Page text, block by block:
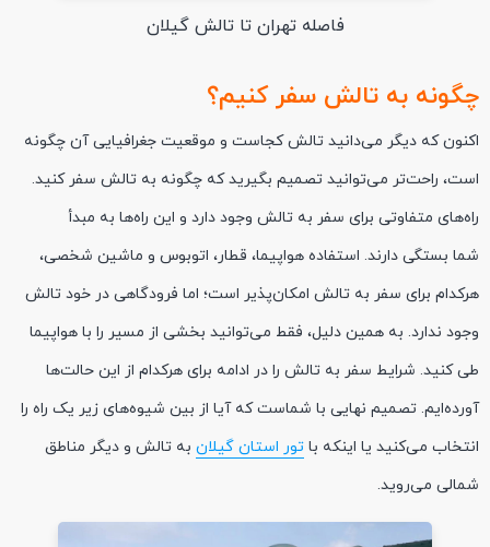
فاصله تهران تا تالش گیلان
چگونه به تالش سفر کنیم؟
اکنون که دیگر می‌دانید تالش کجاست و موقعیت جغرافیایی آن چگونه
است، راحت‌تر می‌توانید تصمیم بگیرید که چگونه به تالش سفر کنید.
راه‌های متفاوتی برای سفر به تالش وجود دارد و این راه‌ها به مبدأ
شما بستگی دارند. استفاده هواپیما، قطار، اتوبوس و ماشین شخصی،
هرکدام برای سفر به تالش امکان‌پذیر است؛ اما فرودگاهی در خود تالش
وجود ندارد. به همین دلیل، فقط می‌توانید بخشی از مسیر را با هواپیما
طی کنید. شرایط سفر به تالش را در ادامه برای هرکدام از این حالت‌ها
آورده‌ایم. تصمیم نهایی با شماست که آیا از بین شیوه‌های زیر یک راه را
انتخاب می‌کنید یا اینکه با تور استان گیلان به تالش و دیگر مناطق
شمالی می‌روید.